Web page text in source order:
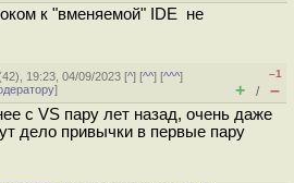
к "вменяемой" IDE не
42), 19:23, 04/09/2023 [^] [^^] [^^^]
]
–1
+ / –
с VS пару лет назад, очень даже
дело привычки в первые пару